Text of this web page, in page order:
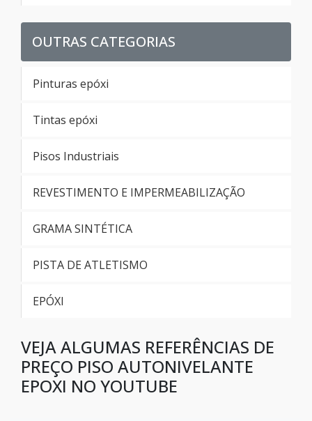
Piso autonivelante epoxi sp
Raspagem de piso de concreto em sp
Valor do autonivelante epóxi
OUTRAS CATEGORIAS
Pinturas epóxi
Tintas epóxi
Pisos Industriais
REVESTIMENTO E IMPERMEABILIZAÇÃO
GRAMA SINTÉTICA
PISTA DE ATLETISMO
EPÓXI
VEJA ALGUMAS REFERÊNCIAS DE
PREÇO PISO AUTONIVELANTE
EPOXI NO YOUTUBE